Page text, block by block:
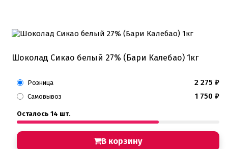
Шоколад Сикао белый 27% (Бари Калебао) 1кг
Розница 2 275 ₽
Самовывоз 1 750 ₽
Осталось 14 шт.
В корзину